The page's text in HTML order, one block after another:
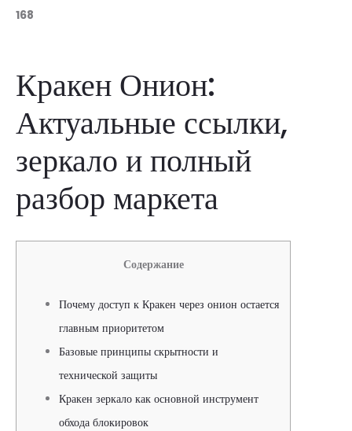
168
Кракен Онион:
Актуальные ссылки,
зеркало и полный
разбор маркета
Содержание
Почему доступ к Кракен через онион остается
главным приоритетом
Базовые принципы скрытности и
технической защиты
Кракен зеркало как основной инструмент
обхода блокировок